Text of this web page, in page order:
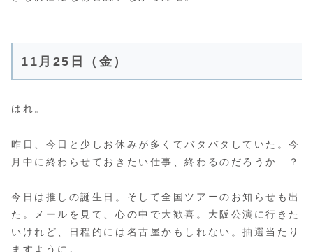
11月25日（金）
はれ。
昨日、今日と少しお休みが多くてバタバタしていた。今
月中に終わらせておきたい仕事、終わるのだろうか…？
今日は推しの誕生日。そして全国ツアーのお知らせも出
た。メールを見て、心の中で大歓喜。大阪公演に行きた
いけれど、日程的には名古屋かもしれない。抽選当たり
ますように。